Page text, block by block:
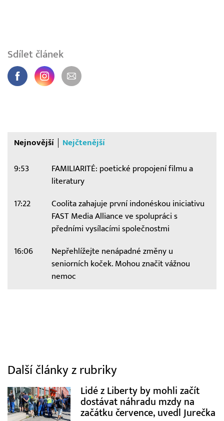
Sdílet článek
Nejnovější Nejčtenější
9:53
FAMILIARITÉ: poetické propojení filmu a
literatury
17:22
Coolita zahajuje první indonéskou iniciativu
FAST Media Alliance ve spolupráci s
předními vysílacími společnostmi
16:06
Nepřehlížejte nenápadné změny u
seniorních koček. Mohou značit vážnou
nemoc
Další články z rubriky
Lidé z Liberty by mohli začít
dostávat náhradu mzdy na
začátku července, uvedl Jurečka